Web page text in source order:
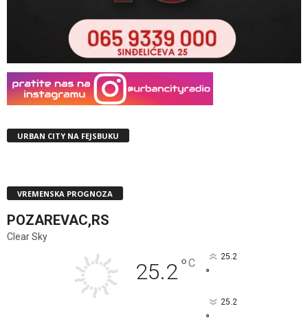
URBAN CITY NA FEJSBUKU
VREMENSKA PROGNOZA
POZAREVAC,RS
Clear Sky
25.2°C 25.2
°
25.2
°